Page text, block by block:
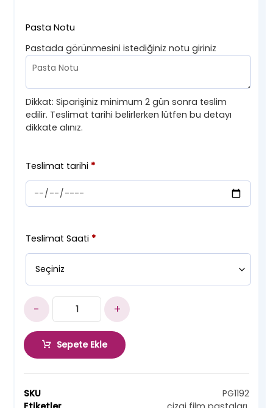
Pasta Notu
Pastada görünmesini istediğiniz notu giriniz
Dikkat: Siparişiniz minimum 2 gün sonra teslim
edilir. Teslimat tarihi belirlerken lütfen bu detayı
dikkate alınız.
Teslimat tarihi *
Teslimat Saati *
- +
Sepete Ekle
SKU
PG1192